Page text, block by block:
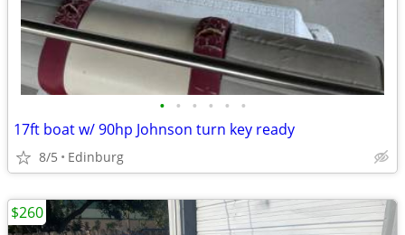
• • • • • •
17ft boat w/ 90hp Johnson turn key ready
8/5 Edinburg
$260